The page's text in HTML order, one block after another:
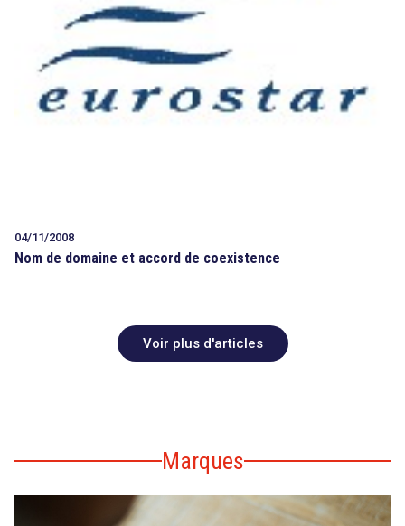
04/11/2008
Nom de domaine et accord de coexistence
Voir plus d'articles
Marques